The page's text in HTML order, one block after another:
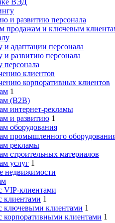
и развитию персонала
продажам и ключевым
адаптации персонала
развитию персонала
клиентов
корпоративных клиентов
1
(B2B)
интернет-рекламы
и развитию 1
оборудования
промышленного
рекламы
строительных материалов
услуг 1
недвижимости
VIP-клиентами
клиентами 1
ключевыми клиентами 1
корпоративными клиентами 1